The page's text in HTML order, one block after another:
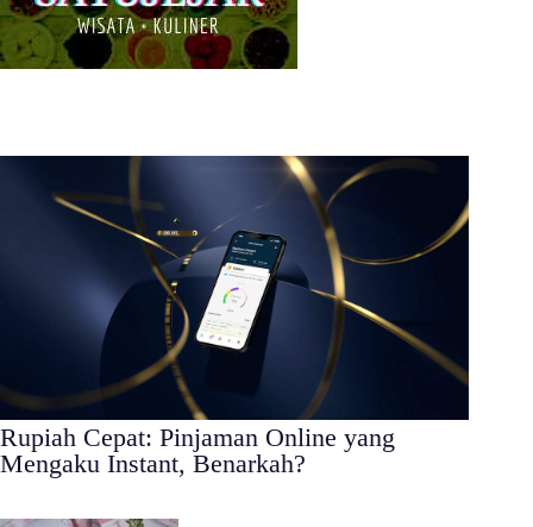
Rupiah Cepat: Pinjaman Online yang
Mengaku Instant, Benarkah?